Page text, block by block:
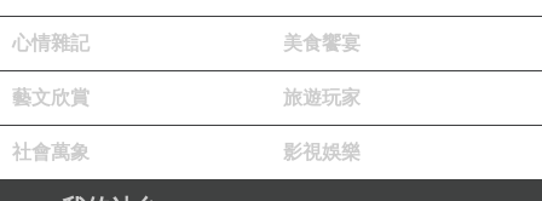
心情雜記 美食饗宴
藝文欣賞 旅遊玩家
社會萬象 影視娛樂